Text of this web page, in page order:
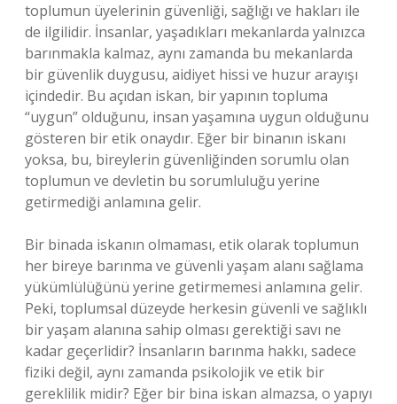
toplumun üyelerinin güvenliği, sağlığı ve hakları ile
de ilgilidir. İnsanlar, yaşadıkları mekanlarda yalnızca
barınmakla kalmaz, aynı zamanda bu mekanlarda
bir güvenlik duygusu, aidiyet hissi ve huzur arayışı
içindedir. Bu açıdan iskan, bir yapının topluma
“uygun” olduğunu, insan yaşamına uygun olduğunu
gösteren bir etik onaydır. Eğer bir binanın iskanı
yoksa, bu, bireylerin güvenliğinden sorumlu olan
toplumun ve devletin bu sorumluluğu yerine
getirmediği anlamına gelir.
Bir binada iskanın olmaması, etik olarak toplumun
her bireye barınma ve güvenli yaşam alanı sağlama
yükümlülüğünü yerine getirmemesi anlamına gelir.
Peki, toplumsal düzeyde herkesin güvenli ve sağlıklı
bir yaşam alanına sahip olması gerektiği savı ne
kadar geçerlidir? İnsanların barınma hakkı, sadece
fiziki değil, aynı zamanda psikolojik ve etik bir
gereklilik midir? Eğer bir bina iskan almazsa, o yapıyı